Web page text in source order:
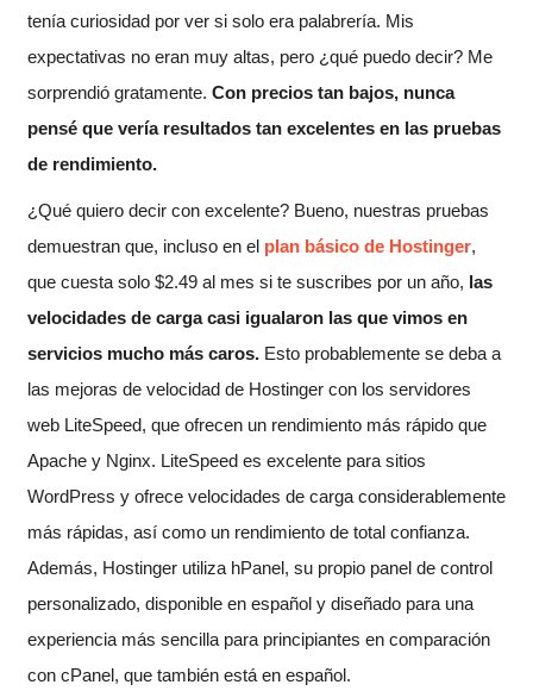
tenía curiosidad por ver si solo era palabrería. Mis
expectativas no eran muy altas, pero ¿qué puedo decir? Me
sorprendió gratamente. Con precios tan bajos, nunca
pensé que vería resultados tan excelentes en las pruebas
de rendimiento.
¿Qué quiero decir con excelente? Bueno, nuestras pruebas
demuestran que, incluso en el plan básico de Hostinger,
que cuesta solo $2.49 al mes si te suscribes por un año, las
velocidades de carga casi igualaron las que vimos en
servicios mucho más caros. Esto probablemente se deba a
las mejoras de velocidad de Hostinger con los servidores
web LiteSpeed, que ofrecen un rendimiento más rápido que
Apache y Nginx. LiteSpeed es excelente para sitios
WordPress y ofrece velocidades de carga considerablemente
más rápidas, así como un rendimiento de total confianza.
Además, Hostinger utiliza hPanel, su propio panel de control
personalizado, disponible en español y diseñado para una
experiencia más sencilla para principiantes en comparación
con cPanel, que también está en español.